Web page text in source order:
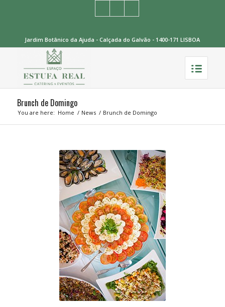
Jardim Botânico da Ajuda - Calçada do Galvão - 1400-171 LISBOA
Brunch de Domingo
You are here: Home / News / Brunch de Domingo